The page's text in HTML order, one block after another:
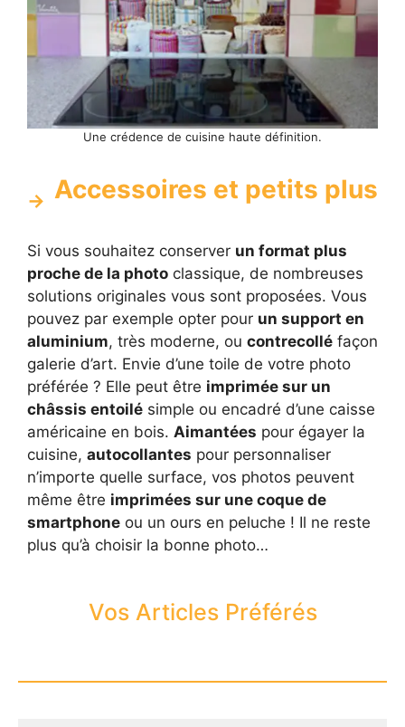
Une crédence de cuisine haute définition.
Accessoires et petits plus
Si vous souhaitez conserver un format plus
proche de la photo classique, de nombreuses
solutions originales vous sont proposées. Vous
pouvez par exemple opter pour un support en
aluminium, très moderne, ou contrecollé façon
galerie d’art. Envie d’une toile de votre photo
préférée ? Elle peut être imprimée sur un
châssis entoilé simple ou encadré d’une caisse
américaine en bois. Aimantées pour égayer la
cuisine, autocollantes pour personnaliser
n’importe quelle surface, vos photos peuvent
même être imprimées sur une coque de
smartphone ou un ours en peluche ! Il ne reste
plus qu’à choisir la bonne photo…
Vos Articles Préférés